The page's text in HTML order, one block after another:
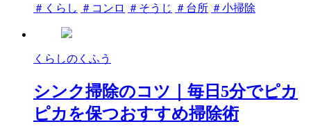
タ
＃くらし ＃コンロ ＃そうじ ＃台所 ＃小掃除
くらしのくふう
シンク掃除のコツ｜毎日5分でピカ
ピカを保つおすすめ掃除術